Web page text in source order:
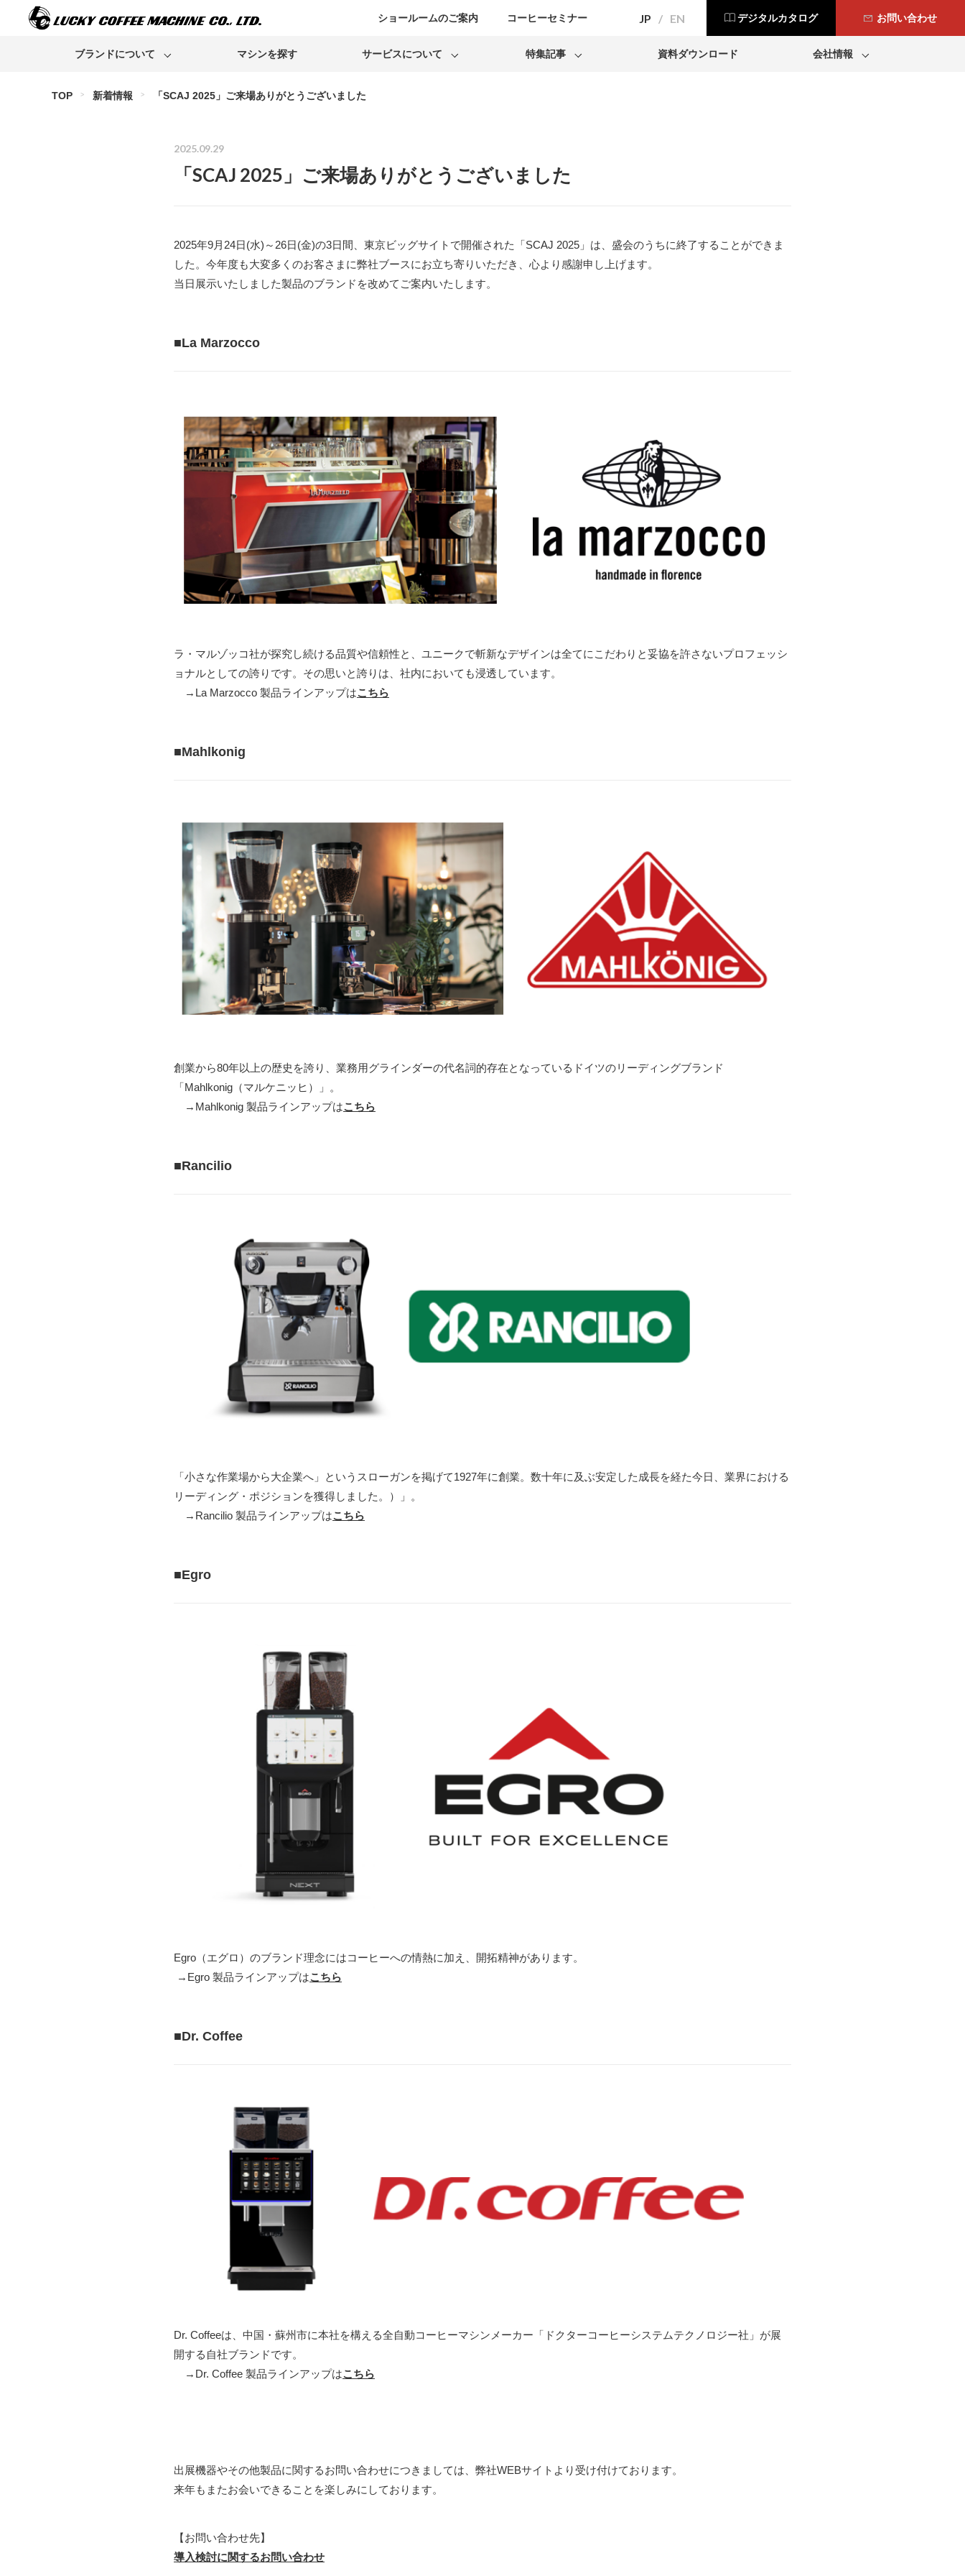
デジタルカタログ お問い合わせ
JP EN
ショールームのご案内 コーヒーセミナー
ブランドについて マシンを探す サービスについて
カフェ開業サポート
サポート終了のご案内
特集記事 資料ダウンロード 会社情報
TOP 新着情報 「SCAJ 2025」ご来場ありがとうございました
2025.09.29
「SCAJ 2025」ご来場ありがとうございました
2025年9月24日(水)～26日(金)の3日間、東京ビッグサイトで開催された「SCAJ 2025」は、盛会のうちに終了することができま
した。今年度も大変多くのお客さまに弊社ブースにお立ち寄りいただき、心より感謝申し上げます。
当日展示いたしました製品のブランドを改めてご案内いたします。
■La Marzocco
ラ・マルゾッコ社が探究し続ける品質や信頼性と、ユニークで斬新なデザインは全てにこだわりと妥協を許さないプロフェッシ
ョナルとしての誇りです。その思いと誇りは、社内においても浸透しています。
→La Marzocco 製品ラインアップはこちら
■Mahlkonig
創業から80年以上の歴史を誇り、業務用グラインダーの代名詞的存在となっているドイツのリーディングブランド
「Mahlkonig（マルケニッヒ）」。
→Mahlkonig 製品ラインアップはこちら
■Rancilio
「小さな作業場から大企業へ」というスローガンを掲げて1927年に創業。数十年に及ぶ安定した成長を経た今日、業界における
リーディング・ポジションを獲得しました。）」。
→Rancilio 製品ラインアップはこちら
■Egro
Egro（エグロ）のブランド理念にはコーヒーへの情熱に加え、開拓精神があります。
→Egro 製品ラインアップはこちら
■Dr. Coffee
Dr. Coffeeは、中国・蘇州市に本社を構える全自動コーヒーマシンメーカー「ドクターコーヒーシステムテクノロジー社」が展
開する自社ブランドです。
→Dr. Coffee 製品ラインアップはこちら
出展機器やその他製品に関するお問い合わせにつきましては、弊社WEBサイトより受け付けております。
来年もまたお会いできることを楽しみにしております。
【お問い合わせ先】
導入検討に関するお問い合わせ